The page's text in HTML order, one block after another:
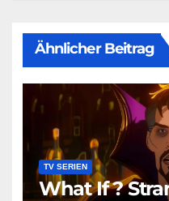
Ähnlicher Beitrag
TV SERIEN
What If ?